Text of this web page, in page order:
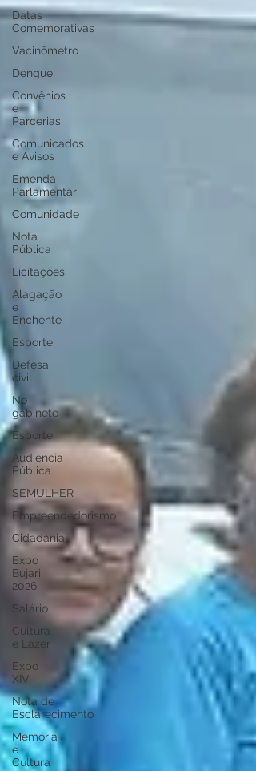
Datas
Comemorativas
Vacinômetro
Dengue
Convênios
e
Parcerias
Comunicados
e Avisos
Emenda
Parlamentar
Comunidade
Nota
Pública
Licitações
Alagação
e
Enchente
Esporte
Defesa
civil
No
gabinete
Esporte
Audiência
Pública
SEMULHER
Empreendedorismo
Cidadania
Expo
Bujari
2026
Salário
Cultura
e Lazer
Expo
XIV
Nota de
Esclarecimento
Memória
e
Cultura